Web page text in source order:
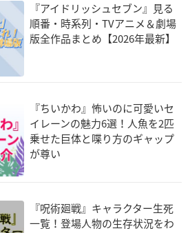
『アイドリッシュセブン』見る
順番・時系列・TVアニメ＆劇場
版全作品まとめ【2026年最新】
『ちいかわ』怖いのに可愛いセ
イレーンの魅力6選！人魚を2匹
乗せた巨体と喋り方のギャップ
が尊い
『呪術廻戦』キャラクター生死
一覧！登場人物の生存状況をわ